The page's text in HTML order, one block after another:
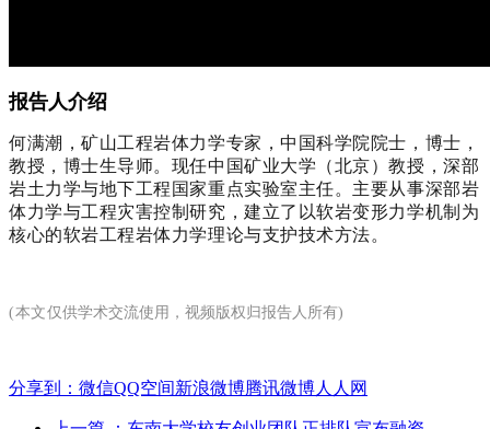
报告人介绍
何满潮，矿山工程岩体力学专家，中国科学院院士，博士，
教授，博士生导师。现任中国矿业大学（北京）教授，深部
岩土力学与地下工程国家重点实验室主任。主要从事深部岩
体力学与工程灾害控制研究，建立了以软岩变形力学机制为
核心的软岩工程岩体力学理论与支护技术方法。
(本文仅供学术交流使用，视频版权归报告人所有)
分享到： 微信QQ空间新浪微博腾讯微博人人网